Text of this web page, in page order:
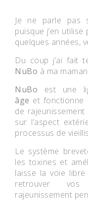
Je ne parle pas
puisque j’en
quelques années,
Du coup j’ai fait
NuBo à ma
NuBo est une
âge et fonctionne
de
sur l’aspect
processus de
Le système
les toxines et
laisse la voie
retrouver
rajeunissement